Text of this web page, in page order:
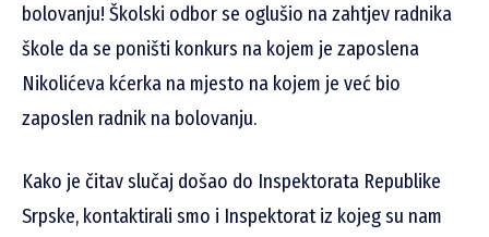
bolovanju! Školski odbor se oglušio na zahtjev radnika
škole da se poništi konkurs na kojem je zaposlena
Nikolićeva kćerka na mjesto na kojem je već bio
zaposlen radnik na bolovanju.
Kako je čitav slučaj došao do Inspektorata Republike
Srpske, kontaktirali smo i Inspektorat iz kojeg su nam